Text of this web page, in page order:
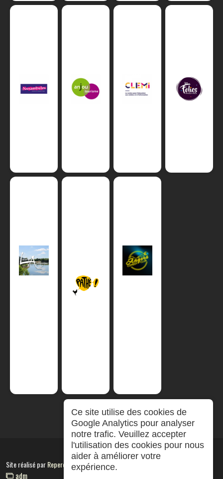
Site réalisé parRepereCom
adm
Ce site utilise des cookies de
Google Analytics pour analyser
notre trafic. Veuillez accepter
l'utilisation des cookies pour nous
aider à améliorer votre
expérience.